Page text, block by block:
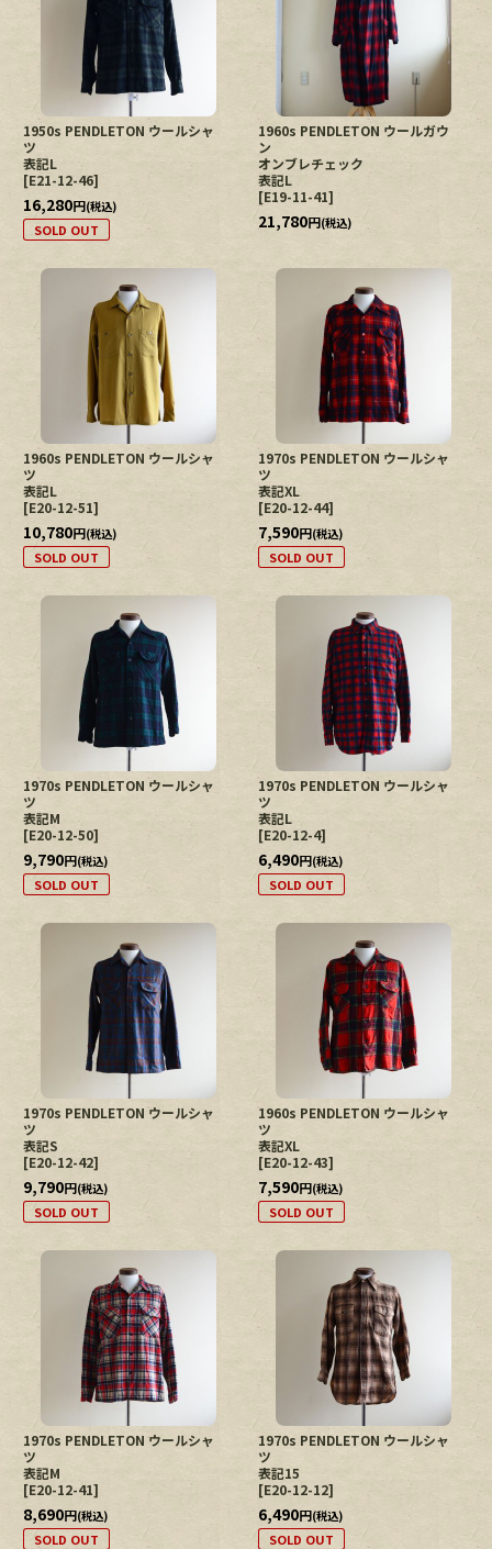
1950s PENDLETON ウールシャ
ツ
表記L
[E21-12-46]
16,280円(税込)
SOLD OUT
1960s PENDLETON ウールガウ
ン
オンブレチェック
表記L
[E19-11-41]
21,780円(税込)
1960s PENDLETON ウールシャ
ツ
表記L
[E20-12-51]
10,780円(税込)
SOLD OUT
1970s PENDLETON ウールシャ
ツ
表記XL
[E20-12-44]
7,590円(税込)
SOLD OUT
1970s PENDLETON ウールシャ
ツ
表記M
[E20-12-50]
9,790円(税込)
SOLD OUT
1970s PENDLETON ウールシャ
ツ
表記L
[E20-12-4]
6,490円(税込)
SOLD OUT
1970s PENDLETON ウールシャ
ツ
表記S
[E20-12-42]
9,790円(税込)
SOLD OUT
1960s PENDLETON ウールシャ
ツ
表記XL
[E20-12-43]
7,590円(税込)
SOLD OUT
1970s PENDLETON ウールシャ
ツ
表記M
[E20-12-41]
8,690円(税込)
SOLD OUT
1970s PENDLETON ウールシャ
ツ
表記15
[E20-12-12]
6,490円(税込)
SOLD OUT